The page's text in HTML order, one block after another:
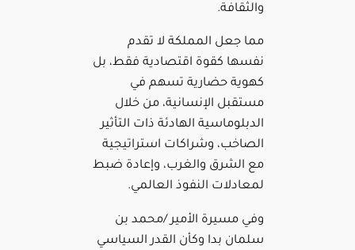
والثقافة.
مما جعل المملكة لا تقدم
نفسها كقوة اقتصادية فقط، بل
كهوية حضارية تسهم في
مستقبل الإنسانية، من خلال
الدبلوماسية الهادئة ذات التأثير
الصاخب، وشراكات استراتيجية
مع الشرق والغرب، وإعادة ضبط
لمعادلات النفوذ العالمي.
وفي مسيرة الأمير /محمد بن
سلمان بدا وكأن القدر السياسي